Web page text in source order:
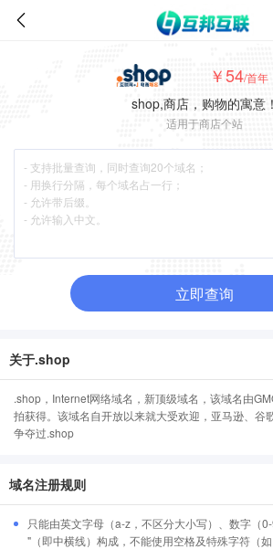
￥54/首年
shop,商店，购物的寓意！
适用于商店个站
立即查询
关于.shop
.shop，Internet网络域名，新顶级域名，该域名由
拍获得。该域名自开放以来就大受欢迎，亚马逊、谷
争夺过.shop
域名注册规则
只能由英文字母（a-z，不区分大小写）、数字（
"（即中横线）构成，不能使用空格及特殊字符（